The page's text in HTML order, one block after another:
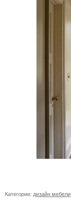
Категории: дизайн мебели